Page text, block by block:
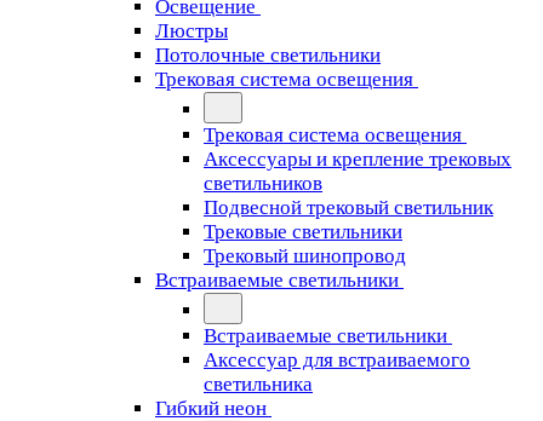
Освещение
Люстры
Потолочные светильники
Трековая система освещения
Трековая система освещения
Аксессуары и крепление трековых
светильников
Подвесной трековый светильник
Трековые светильники
Трековый шинопровод
Встраиваемые светильники
Встраиваемые светильники
Аксессуар для встраиваемого
светильника
Гибкий неон